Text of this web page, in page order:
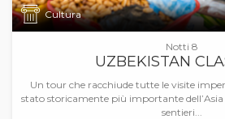
Cultura
Notti 8
UZBEKISTAN
Un tour che racchiude tutte le visite
stato storicamente più importante
sentieri...